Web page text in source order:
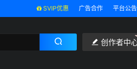
SVIP优惠 广告合作 平台公告
创作者中